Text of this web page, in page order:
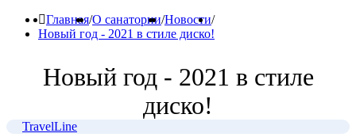
Главная/О санатории/Новости/
Новый год - 2021 в стиле диско!
Новый год - 2021 в стиле
диско!
TravelLine